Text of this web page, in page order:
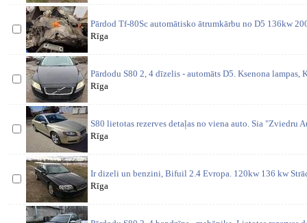
Pārdod Tf-80Sc automātisko ātrumkārbu no D5 136kw
Rīga
Pārdodu S80 2, 4 dīzelis - automāts D5. Ksenona lampas,
Rīga
S80 lietotas rezerves detaļas no viena auto. Sia "Zviedru
Rīga
Ir dizeli un benzini, Bifuil 2.4 Evropa. 120kw 136 kw
Rīga